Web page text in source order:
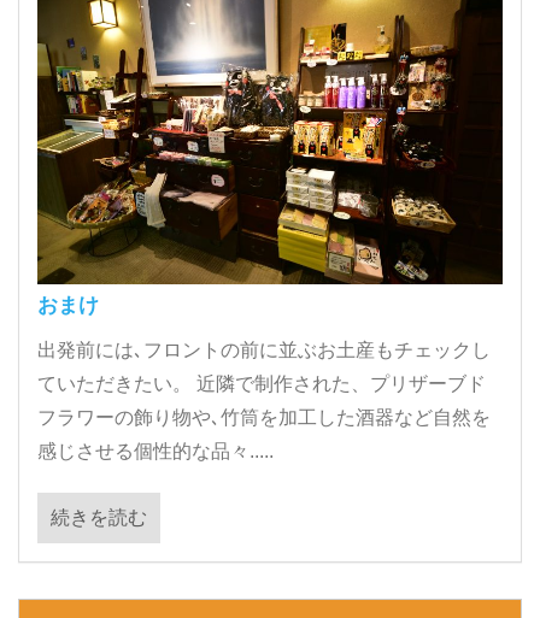
おまけ
出発前には､フロントの前に並ぶお土産もチェックし
ていただきたい。 近隣で制作された、プリザーブド
フラワーの飾り物や､竹筒を加工した酒器など自然を
感じさせる個性的な品々.....
続きを読む